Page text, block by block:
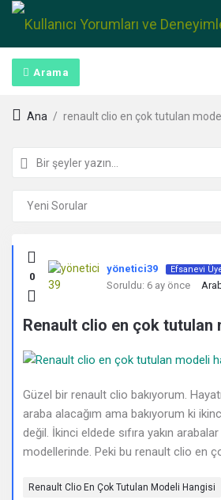
Arama
Ana / renault clio en çok tutulan
Kullanıcı
Yorumları
ve
Deneyimleri
En
sonuncu
Sorular
0
yönetici39 Efsanevi
Soruldu: 6 ay önce
Renault clio en çok tutulan
Güzel bir renault clio bakıyorum.
araba alacağım ama bakıyorum ki
değil. İkinci eldede sıfıra yakın
modellerinde. Peki bu renault clio en
Renault Clio En Çok Tutulan Modeli Hangisi